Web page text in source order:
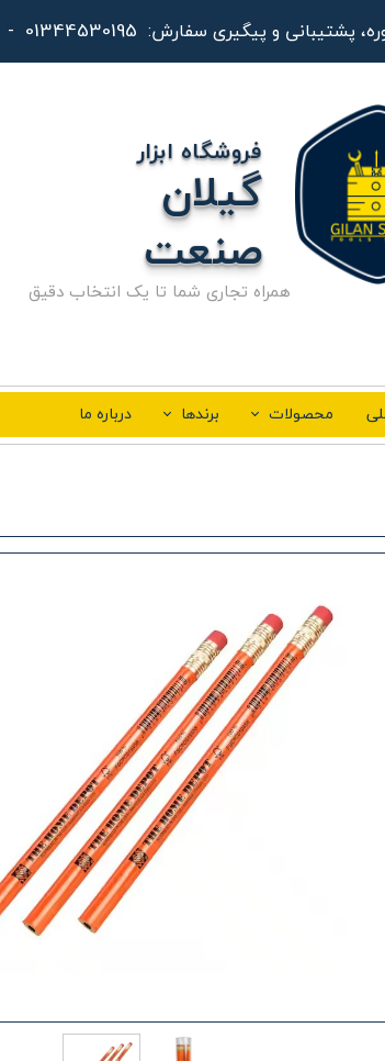
پشتیبانی و پیگیری سفارش:01344530195 - 09111843948
محصولات برندها درباره ما
گیلان
صنعت
فروشگاه ابزار
همراه تجاری شما تا یک انتخاب دقیق